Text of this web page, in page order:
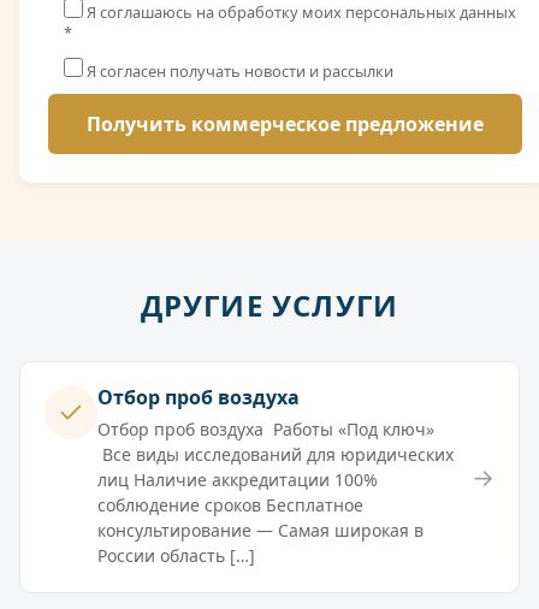
Я соглашаюсь на обработку моих персональных данных
*
Я согласен получать новости и рассылки
ДРУГИЕ УСЛУГИ
Отбор проб воздуха
Отбор проб воздуха Работы «Под ключ»
Все виды исследований для юридических
лиц Наличие аккредитации 100%
соблюдение сроков Бесплатное
консультирование — Самая широкая в
России область […]
→